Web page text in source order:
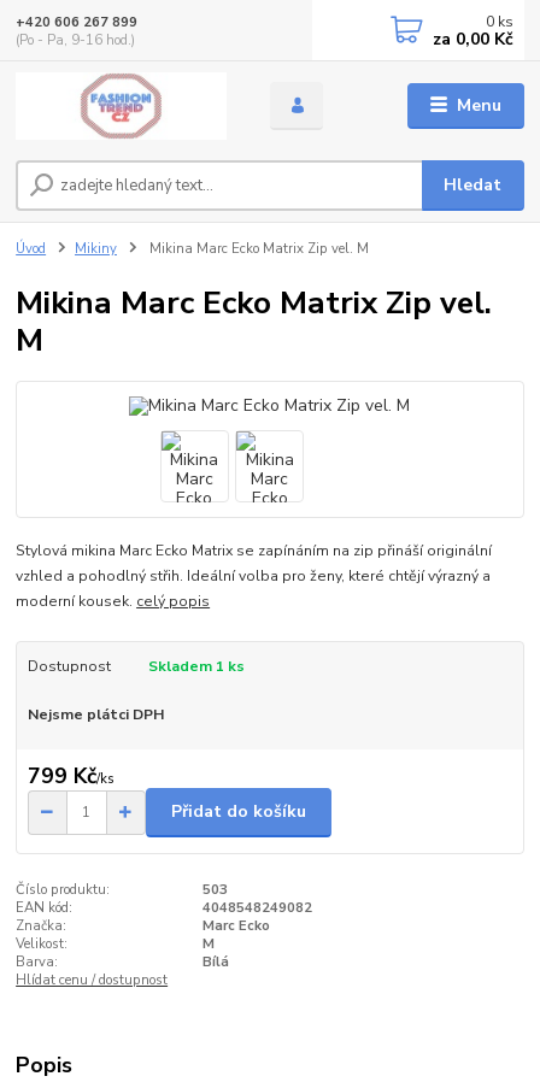
Menu
Hledat
+420 606 267 899
(Po - Pa, 9-16 hod.)
0 ks
za 0,00 Kč
Úvod Mikiny Mikina Marc Ecko Matrix Zip vel. M
Mikina Marc Ecko Matrix Zip vel.
M
Stylová mikina Marc Ecko Matrix se zapínáním na zip přináší originální
vzhled a pohodlný střih. Ideální volba pro ženy, které chtějí výrazný a
moderní kousek. celý popis
Dostupnost Skladem 1 ks
Nejsme plátci DPH
799 Kč/ks
Přidat do košíku
Číslo produktu:
503
EAN kód:
4048548249082
Značka:
Marc Ecko
Velikost:
M
Barva:
Bílá
Hlídat cenu / dostupnost
Popis